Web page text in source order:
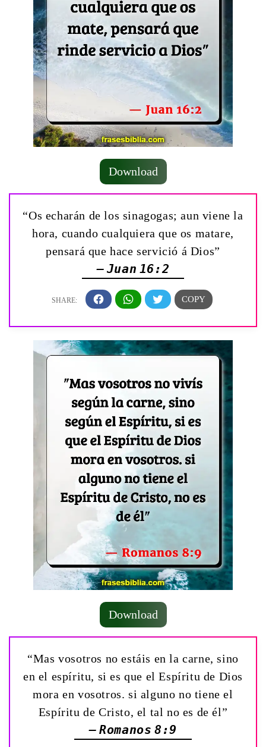
Download
“Os echarán de los sinagogas; aun viene la
hora, cuando cualquiera que os matare,
pensará que hace servició á Dios”
— Juan 16:2
Download
“Mas vosotros no estáis en la carne, sino
en el espíritu, si es que el Espíritu de Dios
mora en vosotros. si alguno no tiene el
Espíritu de Cristo, el tal no es de él”
— Romanos 8:9